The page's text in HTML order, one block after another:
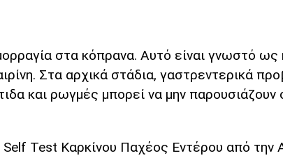
στα κόπρανα. Αυτό είναι γνωστό
Στα αρχικά στάδια, γαστρεντερικά
και ρωγμές μπορεί να μην
Test Καρκίνου Παχέος Εντέρου από την